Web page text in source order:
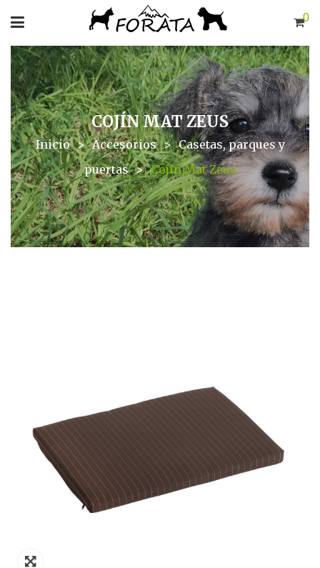
0
COJÍN MAT ZEUS
Inicio > Accesorios > Casetas, parques y
puertas > Cojín Mat Zeus